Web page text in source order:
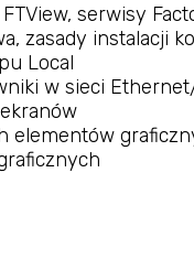
FTView, serwisy
zasady instalacji
Local
w sieci
elementów